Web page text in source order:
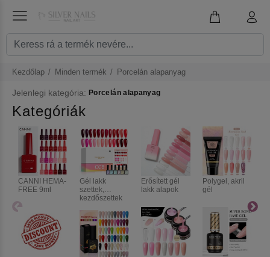
Kezdőlap Minden termék Porcelán alapanyag
Jelenlegi kategória: Porcelán alapanyag
Kategóriák
CANNI HEMA-
FREE 9ml
Gél lakk
szettek,
kezdőszettek
Erősített gél
lakk alapok
Polygel, akril
gél